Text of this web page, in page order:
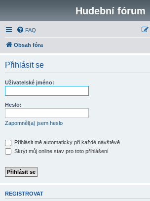
Hudební fórum
FAQ
Obsah fóra
Přihlásit se
Uživatelské jméno:
Heslo:
Zapomněl(a) jsem heslo
Přihlásit mě automaticky při každé návštěvě
Skrýt můj online stav pro toto přihlášení
REGISTROVAT